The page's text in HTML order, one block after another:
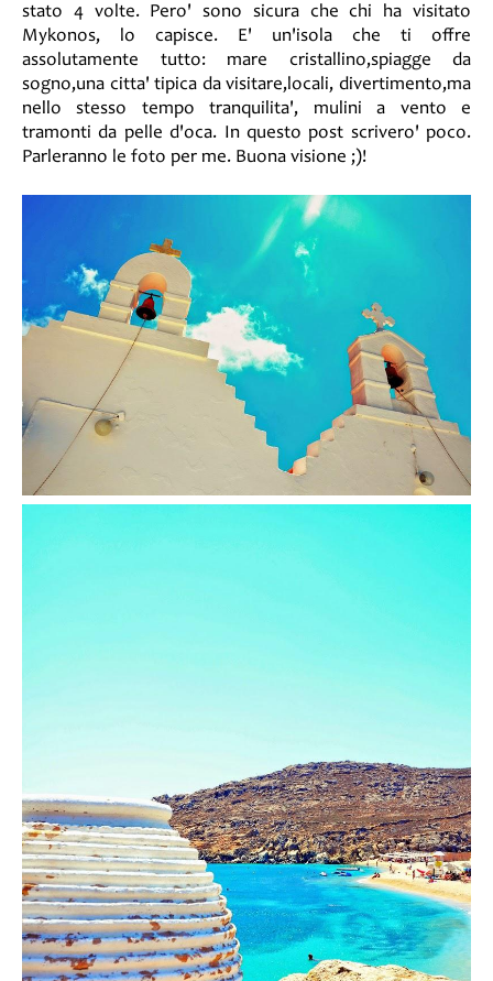
stato 4 volte. Pero' sono sicura che chi ha visitato
Mykonos, lo capisce. E' un'isola che ti offre
assolutamente tutto: mare cristallino,spiagge da
sogno,una citta' tipica da visitare,locali, divertimento,ma
nello stesso tempo tranquilita', mulini a vento e
tramonti da pelle d'oca. In questo post scrivero' poco.
Parleranno le foto per me. Buona visione ;)!